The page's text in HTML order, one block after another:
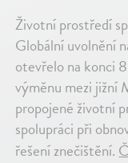
Životní prostředí
Globální uvolnění
otevřelo na konci
výměnu mezi jižní
propojené životní
spolupráci při
řešení znečištění.